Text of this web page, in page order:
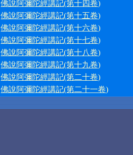
佛說阿彌陀經講記(第十四卷)
佛說阿彌陀經講記(第十五卷)
佛說阿彌陀經講記(第十六卷)
佛說阿彌陀經講記(第十七卷)
佛說阿彌陀經講記(第十八卷)
佛說阿彌陀經講記(第十九卷)
佛說阿彌陀經講記(第二十卷)
佛說阿彌陀經講記(第二十一卷)